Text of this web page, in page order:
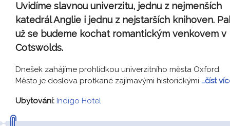
Uvidíme slavnou univerzitu, jednu z nejmenších
katedrál Anglie i jednu z nejstarších knihoven.
už se budeme kochat romantickým venkovem v
Cotswolds.
Dnešek zahájíme prohlídkou univerzitního města Oxford.
Město je doslova protkané zajímavými historickými …číst
Ubytování: Indigo Hotel